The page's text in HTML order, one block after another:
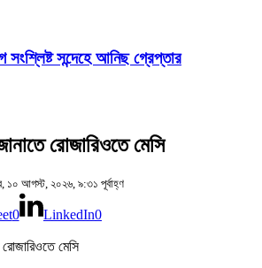
সংশ্লিষ্ট সন্দেহে আনিছ গ্রেপ্তার
রোজারিওতে মেসি
১০ আগস্ট, ২০২৬, ৯:৩১ পূর্বাহ্ণ
0 LinkedIn0